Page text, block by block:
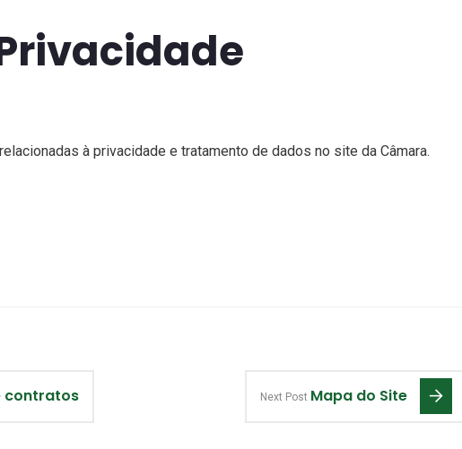
à privacidade e tratamento de dados no site da Câmara.
contratos Next Post Mapa do Site